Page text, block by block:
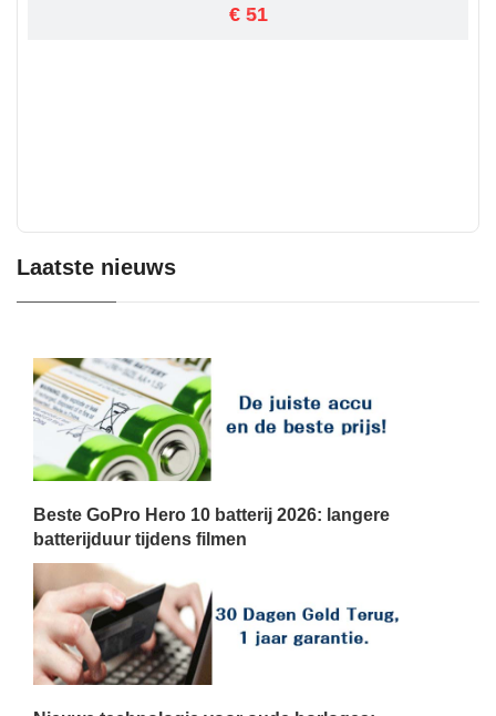
€ 51
Laatste nieuws
Beste GoPro Hero 10 batterij 2026: langere
batterijduur tijdens filmen